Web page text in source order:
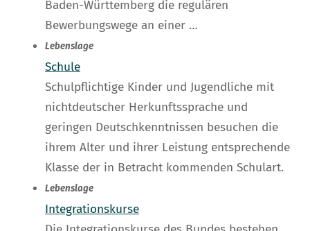
Baden-Württemberg die regulären
Bewerbungswege an einer …
Lebenslage
Schule
Schulpflichtige Kinder und Jugendliche mit
nichtdeutscher Herkunftssprache und
geringen Deutschkenntnissen besuchen die
ihrem Alter und ihrer Leistung entsprechende
Klasse der in Betracht kommenden Schulart.
Lebenslage
Integrationskurse